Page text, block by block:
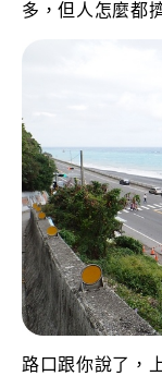
多，但人怎麼都
路口跟你說了，